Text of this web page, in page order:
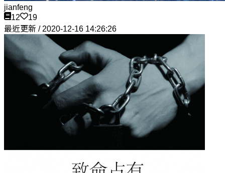
jianfeng
12
19
最近更新 / 2020-12-16 14:26:26